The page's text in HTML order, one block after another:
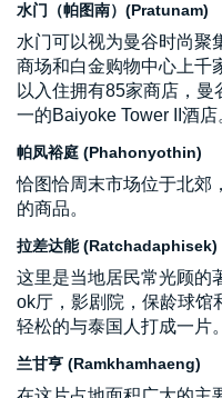
水门（帕图南）(Pratunam)
水门可以视为曼谷时尚聚
商场和白金购物中心上千
以入住拥有85家商店，
一的Baiyoke Tower II酒店
帕凤裕庭 (Phahonyothin)
恰图恰周末市场位于北郊
的商品。
拉差达能 (Ratchadaphisek)
这里是当地居民常光顾的
ok厅，影剧院，保龄球馆
轻松的与泰国人打成一片。
兰甘亨 (Ramkhamhaeng)